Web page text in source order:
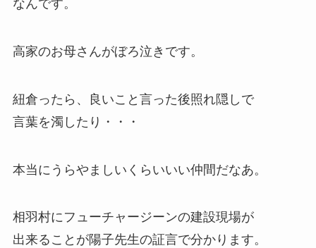
なんです。
高家のお母さんがぼろ泣きです。
紐倉ったら、良いこと言った後照れ隠しで
言葉を濁したり・・・
本当にうらやましいくらいいい仲間だなあ。
相羽村にフューチャージーンの建設現場が
出来ることが陽子先生の証言で分かります。